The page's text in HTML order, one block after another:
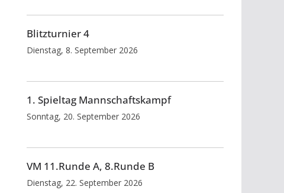
Blitzturnier 4
Dienstag, 8. September 2026
1. Spieltag Mannschaftskampf
Sonntag, 20. September 2026
VM 11.Runde A, 8.Runde B
Dienstag, 22. September 2026